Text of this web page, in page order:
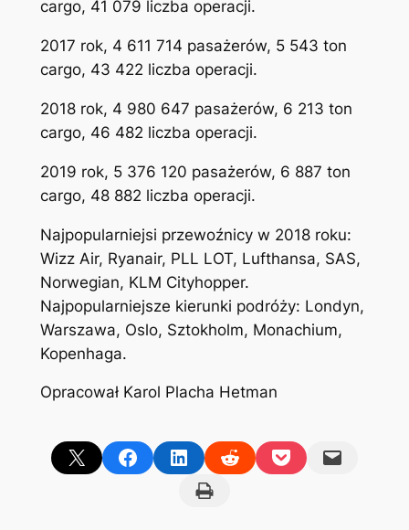
cargo, 41 079 liczba operacji.
2017 rok, 4 611 714 pasażerów, 5 543 ton
cargo, 43 422 liczba operacji.
2018 rok, 4 980 647 pasażerów, 6 213 ton
cargo, 46 482 liczba operacji.
2019 rok, 5 376 120 pasażerów, 6 887 ton
cargo, 48 882 liczba operacji.
Najpopularniejsi przewoźnicy w 2018 roku:
Wizz Air, Ryanair, PLL LOT, Lufthansa, SAS,
Norwegian, KLM Cityhopper.
Najpopularniejsze kierunki podróży: Londyn,
Warszawa, Oslo, Sztokholm, Monachium,
Kopenhaga.
Opracował Karol Placha Hetman
Share on X Share on FacebookShare on LinkedInShare on RedditShare on PocketEmail this Page
Print this Page